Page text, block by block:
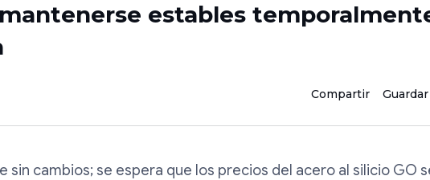
estables
Compartir Guardar
sin cambios; se espera que los precios del acero al silicio GO